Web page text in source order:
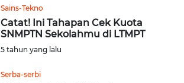
Sains-Tekno
Catat! Ini Tahapan Cek Kuota
SNMPTN Sekolahmu di LTMPT
5 tahun yang lalu
Serba-serbi